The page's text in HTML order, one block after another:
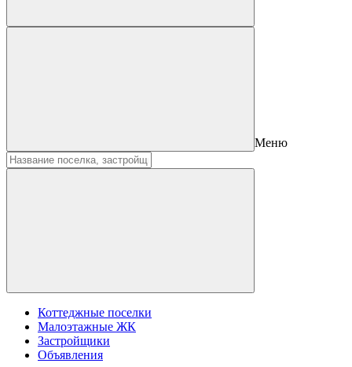
Меню
Коттеджные поселки
Малоэтажные ЖК
Застройщики
Объявления